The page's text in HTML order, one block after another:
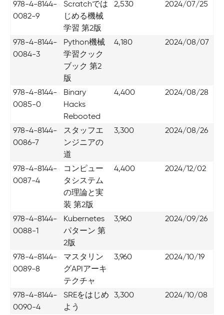
978-4-8144-
0082-9
Scratchでは
じめる機械
学習 第2版
2,530 2024/07/25
978-4-8144-
0084-3
Python機械
学習クック
ブック 第2
版
4,180 2024/08/07
978-4-8144-
0085-0
Binary
Hacks
Rebooted
4,400 2024/08/28
978-4-8144-
0086-7
スタッフエ
ンジニアの
道
3,300 2024/08/26
978-4-8144-
0087-4
コンピュー
タシステム
の理論と実
装 第2版
4,400 2024/12/02
978-4-8144-
0088-1
Kubernetes
パターン 第
2版
3,960 2024/09/26
978-4-8144-
0089-8
マスタリン
グAPIアーキ
テクチャ
3,960 2024/10/19
978-4-8144-
0090-4
SREをはじめ
よう
3,300 2024/10/08